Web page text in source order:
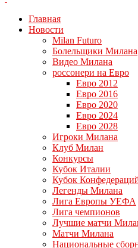
Главная
Новости
Milan Futuro
Болельщики Милана
Видео Милана
россонери на Евро
Евро 2012
Евро 2016
Евро 2020
Евро 2024
Евро 2028
Игроки Милана
Клуб Милан
Конкурсы
Кубок Италии
Кубок
Легенды Милана
Лига Европы УЕФА
Лига чемпионов
Лучшие матчи
Матчи Милана
Национальные